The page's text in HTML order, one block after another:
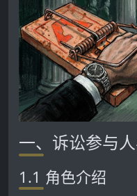
一、诉讼参与
1.1 角色介绍